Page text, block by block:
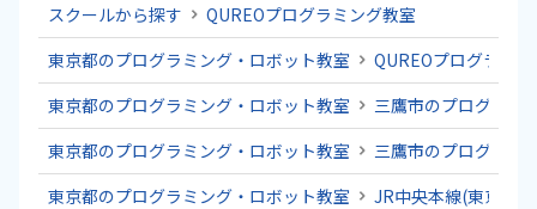
スクールから探す
QUREOプログラミング教室
東京都のプログラミング・ロボット教室
QUREOプログラミ
東京都のプログラミング・ロボット教室
三鷹市のプログラミ
東京都のプログラミング・ロボット教室
三鷹市のプログラミ
東京都のプログラミング・ロボット教室
JR中央本線(東京～